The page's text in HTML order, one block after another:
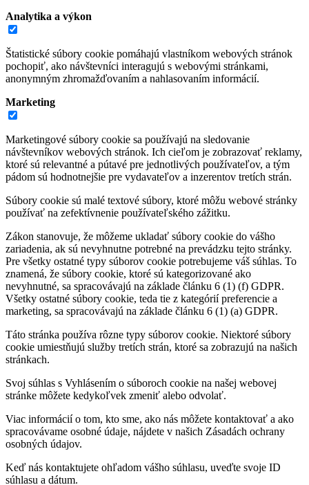
Analytika a výkon
Štatistické súbory cookie pomáhajú vlastníkom webových stránok
pochopiť, ako návštevníci interagujú s webovými stránkami,
anonymným zhromažďovaním a nahlasovaním informácií.
Marketing
Marketingové súbory cookie sa používajú na sledovanie
návštevníkov webových stránok. Ich cieľom je zobrazovať reklamy,
ktoré sú relevantné a pútavé pre jednotlivých používateľov, a tým
pádom sú hodnotnejšie pre vydavateľov a inzerentov tretích strán.
Súbory cookie sú malé textové súbory, ktoré môžu webové stránky
používať na zefektívnenie používateľského zážitku.
Zákon stanovuje, že môžeme ukladať súbory cookie do vášho
zariadenia, ak sú nevyhnutne potrebné na prevádzku tejto stránky.
Pre všetky ostatné typy súborov cookie potrebujeme váš súhlas. To
znamená, že súbory cookie, ktoré sú kategorizované ako
nevyhnutné, sa spracovávajú na základe článku 6 (1) (f) GDPR.
Všetky ostatné súbory cookie, teda tie z kategórií preferencie a
marketing, sa spracovávajú na základe článku 6 (1) (a) GDPR.
Táto stránka používa rôzne typy súborov cookie. Niektoré súbory
cookie umiestňujú služby tretích strán, ktoré sa zobrazujú na našich
stránkach.
Svoj súhlas s Vyhlásením o súboroch cookie na našej webovej
stránke môžete kedykoľvek zmeniť alebo odvolať.
Viac informácií o tom, kto sme, ako nás môžete kontaktovať a ako
spracovávame osobné údaje, nájdete v našich Zásadách ochrany
osobných údajov.
Keď nás kontaktujete ohľadom vášho súhlasu, uveďte svoje ID
súhlasu a dátum.